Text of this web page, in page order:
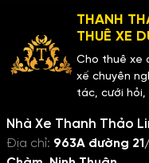
THANH
THUÊ XE
Cho thuê xe
xế chuyên
tác, cưới hỏi,
Nhà Xe Thanh Thảo
Địa chỉ: 963A đường